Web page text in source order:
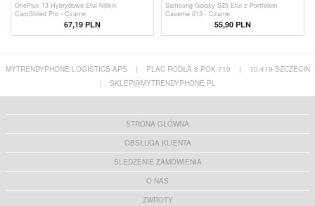
OnePlus 13 Hybrydowe Etui Nillkin
CamShiled Pro - Czarne
67,19 PLN
Samsung Galaxy S25 Etui z Portfelem
Caseme 013 - Czarne
55,90 PLN
MYTRENDYPHONE LOGISTICS APS | PLAC RODŁA 8 POK 710 |
70-419 SZCZECIN
|
SKLEP@MYTRENDYPHONE.PL
STRONA GŁÓWNA
OBSŁUGA KLIENTA
ŚLEDZENIE ZAMÓWIENIA
O NAS
ZWROTY